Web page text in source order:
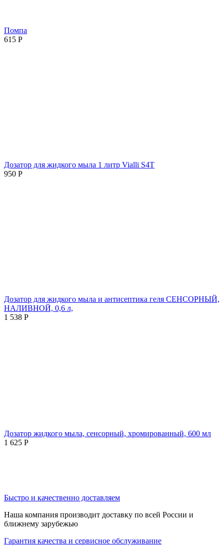
Помпа
615 Р
Дозатор для жидкого мыла 1 литр Vialli S4T
950 Р
Дозатор для жидкого мыла и антисептика геля СЕНСОРНЫЙ,
НАЛИВНОЙ, 0,6 л,
1 538 Р
Дозатор жидкого мыла, сенсорный, хромированный, 600 мл
1 625 Р
Быстро и качественно доставляем
Наша компания производит доставку по всей России и
ближнему зарубежью
Гарантия качества и сервисное обслуживание